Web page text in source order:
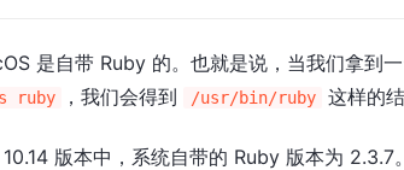
是自带 Ruby 的。也就是说，当我们拿到
ruby ，我们会得到 /usr/bin/ruby 这样的结
版本中，系统自带的 Ruby 版本为 2.3.7。